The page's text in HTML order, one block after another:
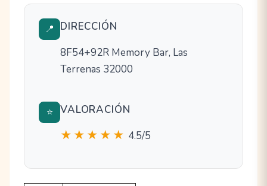
📍 DIRECCIÓN
8F54+92R Memory Bar, Las
Terrenas 32000
⭐ VALORACIÓN
★★★★★ 4.5/5